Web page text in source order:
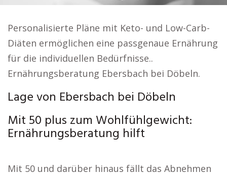
Personalisierte Pläne mit Keto- und Low-Carb-
Diäten ermöglichen eine passgenaue Ernährung
für die individuellen Bedürfnisse..
Ernährungsberatung Ebersbach bei Döbeln.
Lage von Ebersbach bei Döbeln
Mit 50 plus zum Wohlfühlgewicht:
Ernährungsberatung hilft
Mit 50 und darüber hinaus fällt das Abnehmen